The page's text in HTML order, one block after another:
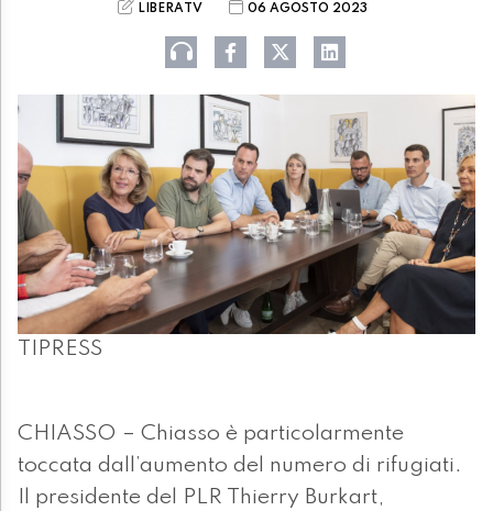
LIBERATV 06 AGOSTO 2023
TIPRESS
CHIASSO – Chiasso è particolarmente
toccata dall’aumento del numero di rifugiati.
Il presidente del PLR Thierry Burkart,